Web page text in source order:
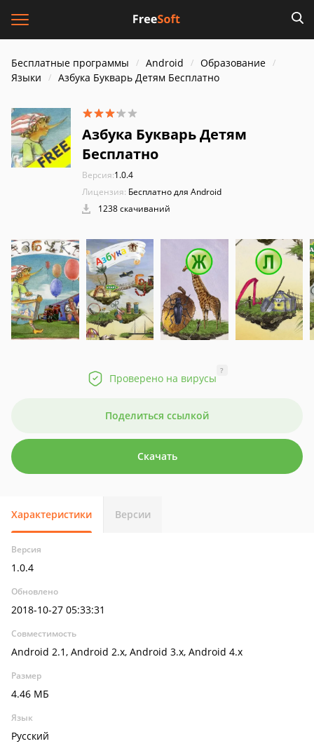
Бесплатные программы Android
Образование
Языки
Азбука Букварь Детям Бесплатно
Азбука Букварь Детям
Бесплатно
Версия:1.0.4
Лицензия: Бесплатно для Android
1238 скачиваний
Проверено на вирусы
?
Поделиться ссылкой
Скачать
Характеристики Версии
Версия
1.0.4
Обновлено
2018-10-27 05:33:31
Совместимость
Android 2.1, Android 2.x, Android 3.x, Android 4.x
Размер
4.46 МБ
Язык
Русский